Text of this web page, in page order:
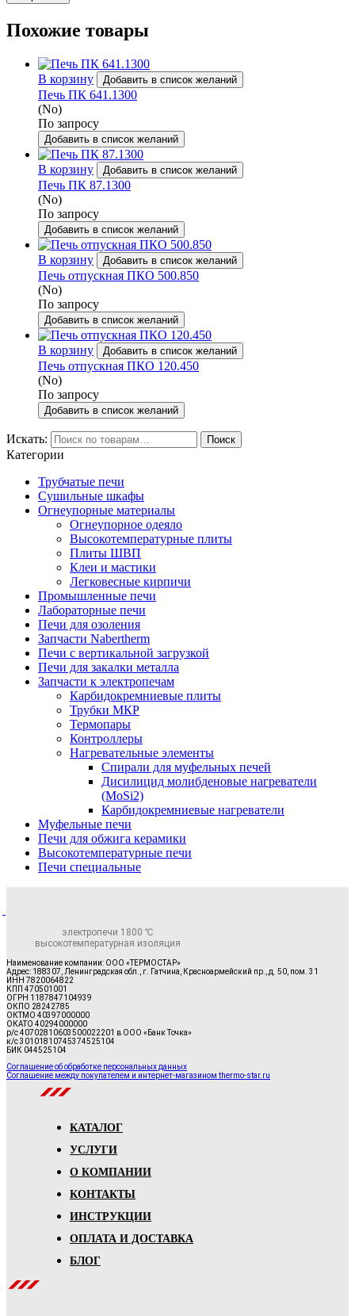
Похожие товары
В корзину Добавить в список желаний
Печь ПК 641.1300
(No)
По запросу
Добавить в список желаний
В корзину Добавить в список желаний
Печь ПК 87.1300
(No)
По запросу
Добавить в список желаний
В корзину Добавить в список желаний
Печь отпускная ПКО 500.850
(No)
По запросу
Добавить в список желаний
В корзину Добавить в список желаний
Печь отпускная ПКО 120.450
(No)
По запросу
Добавить в список желаний
Искать: Поиск
Категории
Трубчатые печи
Сушильные шкафы
Огнеупорные материалы
Огнеупорное одеяло
Высокотемпературные плиты
Плиты ШВП
Клеи и мастики
Легковесные кирпичи
Промышленные печи
Лабораторные печи
Печи для озоления
Запчасти Nabertherm
Печи с вертикальной загрузкой
Печи для закалки металла
Запчасти к электропечам
Карбидокремниевые плиты
Трубки МКР
Термопары
Контроллеры
Нагревательные элементы
Спирали для муфельных печей
Дисилицид молибденовые нагреватели
(MoSi2)
Карбидокремниевые нагреватели
Муфельные печи
Печи для обжига керамики
Высокотемпературные печи
Печи специальные
электропечи 1800 ℃
высокотемпературная изоляция
Наименование компании: ООО «ТЕРМОСТАР»
Адрес: 188307, Ленинградская обл., г. Гатчина, Красноармейский пр., д. 50, пом. 31
ИНН 7820064822
КПП 470501001
ОГРН 1187847104939
ОКПО 28242785
ОКТМО 40397000000
ОКАТО 40294000000
р/с 40702810603500022201 в ООО «Банк Точка»
к/с 30101810745374525104
БИК 044525104
Соглашение об обработке персональных данных
Соглашение между покупателем и интернет-магазином thermo-star.ru
КАТАЛОГ
УСЛУГИ
О КОМПАНИИ
КОНТАКТЫ
ИНСТРУКЦИИ
ОПЛАТА И ДОСТАВКА
БЛОГ